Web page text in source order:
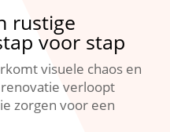
rustige
voor stap
visuele chaos en
verloopt
zorgen voor een